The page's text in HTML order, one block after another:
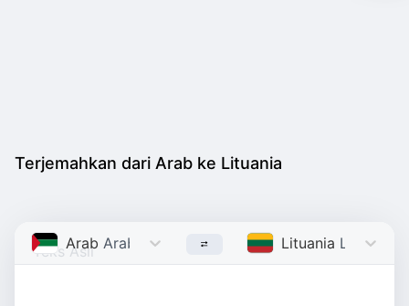
Terjemahkan dari Arab ke Lituania
Arab Arabic Lituania Lithuanian